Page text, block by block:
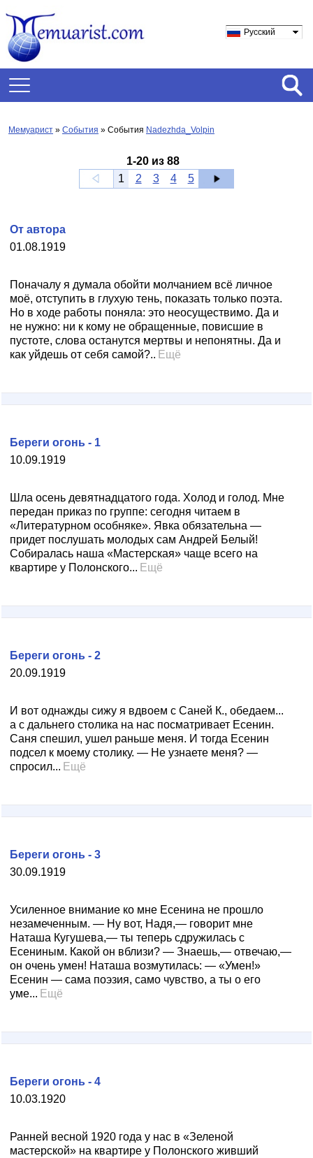
Русский
Мемуарист » События » События Nadezhda_Volpin
1-20из 88
1
2 3 4 5
01.08.1919
От автора
Поначалу я думала обойти молчанием всё личное
моё, отступить в глухую тень, показать только поэта.
Но в ходе работы поняла: это неосуществимо. Да и
не нужно: ни к кому не обращенные, повисшие в
пустоте, слова останутся мертвы и непонятны. Да и
как уйдешь от себя самой?.. Ещё
10.09.1919
Береги огонь - 1
Шла осень девятнадцатого года. Холод и голод. Мне
передан приказ по группе: сегодня читаем в
«Литературном особняке». Явка обязательна —
придет послушать молодых сам Андрей Белый!
Собиралась наша «Мастерская» чаще всего на
квартире у Полонского... Ещё
20.09.1919
Береги огонь - 2
И вот однажды сижу я вдвоем с Саней К., обедаем...
а с дальнего столика на нас посматривает Есенин.
Саня спешил, ушел раньше меня. И тогда Есенин
подсел к моему столику. — Не узнаете меня? —
спросил... Ещё
30.09.1919
Береги огонь - 3
Усиленное внимание ко мне Есенина не прошло
незамеченным. — Ну вот, Надя,— говорит мне
Наташа Кугушева,— ты теперь сдружилась с
Есениным. Какой он вблизи? — Знаешь,— отвечаю,—
он очень умен! Наташа возмутилась: — «Умен!»
Есенин — сама поэзия, само чувство, а ты о его
уме... Ещё
10.03.1920
Береги огонь - 4
Ранней весной 1920 года у нас в «Зеленой
мастерской» на квартире у Полонского живший